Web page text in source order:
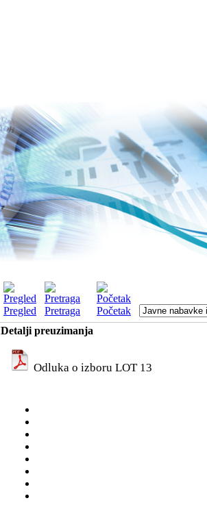
Pregled Pretraga
Početak
Detalji preuzimanja
Odluka o izboru LOT 13